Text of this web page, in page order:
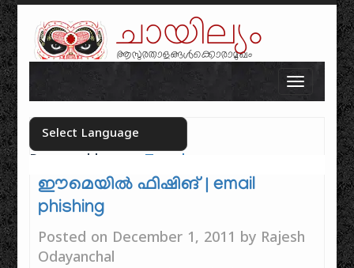
ചായില്യം
ആസുരതാളങ്ങൾക്കൊരാമുഖം
Skip to content
Toggle
Powered by Translate
ഈമെയിൽ ഫിഷിങ് | email
phishing
Posted on December 1, 2011 by Rajesh
Odayanchal